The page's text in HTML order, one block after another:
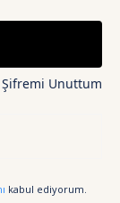
Şifremi Unuttum
kabul ediyorum.